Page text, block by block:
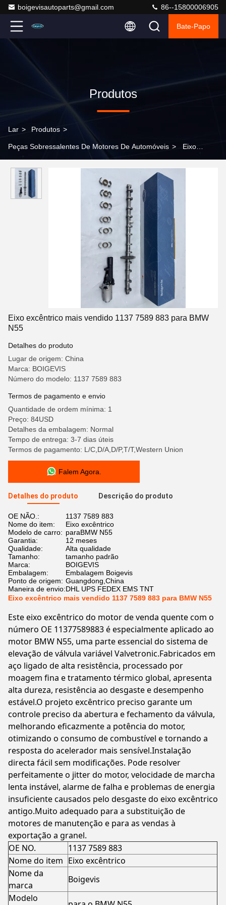
boigevisautoparts@gmail.com 86--15800006905
Bate-Papo
Produtos
Lar > Produtos >
Peças Sobressalentes De Motores De Automóveis > Eixo
Eixo excêntrico mais vendido 1137 7589 883 para BMW
N55
Detalhes do produto
Lugar de origem: China
Marca: BOIGEVIS
Número do modelo: 1137 7589 883
Termos de pagamento e envio
Quantidade de ordem mínima: 1
Preço: 84USD
Detalhes da embalagem: Normal
Tempo de entrega: 3-7 dias úteis
Termos de pagamento: L/C,D/A,D/P,T/T,Western Union
Falem Agora.
Detalhes do produto Descrição do produto
OE NÃO.:
1137 7589 883
Nome do item:
Eixo excêntrico
Modelo de carro: paraBMW N55
Garantia:
12 meses
Qualidade:
Alta qualidade
Tamanho:
tamanho padrão
Marca:
BOIGEVIS
Embalagem:
Embalagem Boigevis
Ponto de origem: Guangdong,China
Maneira de envio:DHL UPS FEDEX EMS TNT
Eixo excêntrico mais vendido 1137 7589 883 para BMW N55
Este eixo excêntrico do motor de venda quente com o
número OE 11377589883 é especialmente aplicado ao
motor BMW N55, uma parte essencial do sistema de
elevação de válvula variável Valvetronic.Fabricados em
aço ligado de alta resistência, processado por
moagem fina e tratamento térmico global, apresenta
alta dureza, resistência ao desgaste e desempenho
estável.O projeto excêntrico preciso garante um
controle preciso da abertura e fechamento da válvula,
melhorando eficazmente a potência do motor,
otimizando o consumo de combustível e tornando a
resposta do acelerador mais sensível.Instalação
directa fácil sem modificações. Pode resolver
perfeitamente o jitter do motor, velocidade de marcha
lenta instável, alarme de falha e problemas de energia
insuficiente causados pelo desgaste do eixo excêntrico
antigo.Muito adequado para a substituição de
motores de manutenção e para as vendas à
exportação a granel.
OE NO.
1137 7589 883
Nome do item Eixo excêntrico
Nome da
marca
Boigevis
Modelo